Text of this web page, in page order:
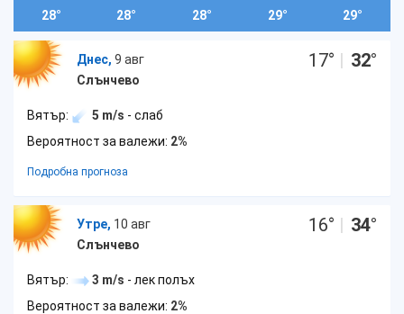
28° 28° 28° 29° 29°
Днес, 9 авг
Слънчево
17° | 32°
Вятър: 5 m/s - слаб
Вероятност за валежи: 2%
Подробна прогноза
Утре, 10 авг
Слънчево
16° | 34°
Вятър: 3 m/s - лек полъх
Вероятност за валежи: 2%